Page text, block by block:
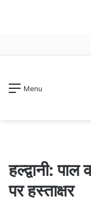
Menu
हल्द्वानी:
पर हस्ताक्षर